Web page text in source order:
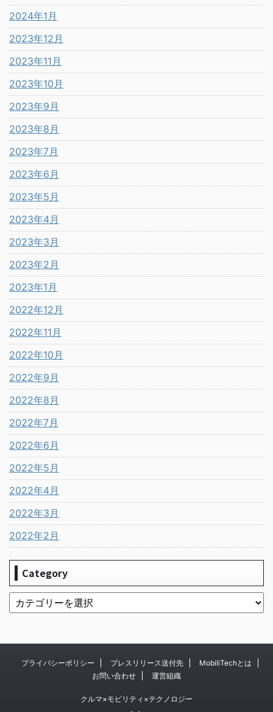
2024年1月
2023年12月
2023年11月
2023年10月
2023年9月
2023年8月
2023年7月
2023年6月
2023年5月
2023年4月
2023年3月
2023年2月
2023年1月
2022年12月
2022年11月
2022年10月
2022年9月
2022年8月
2022年7月
2022年6月
2022年5月
2022年4月
2022年3月
2022年2月
Category
プライバシーポリシー プレスリリース送付先
MobiliTechとは
お問い合わせ
運営組織
クルマ×モビリティ×テクノロジー